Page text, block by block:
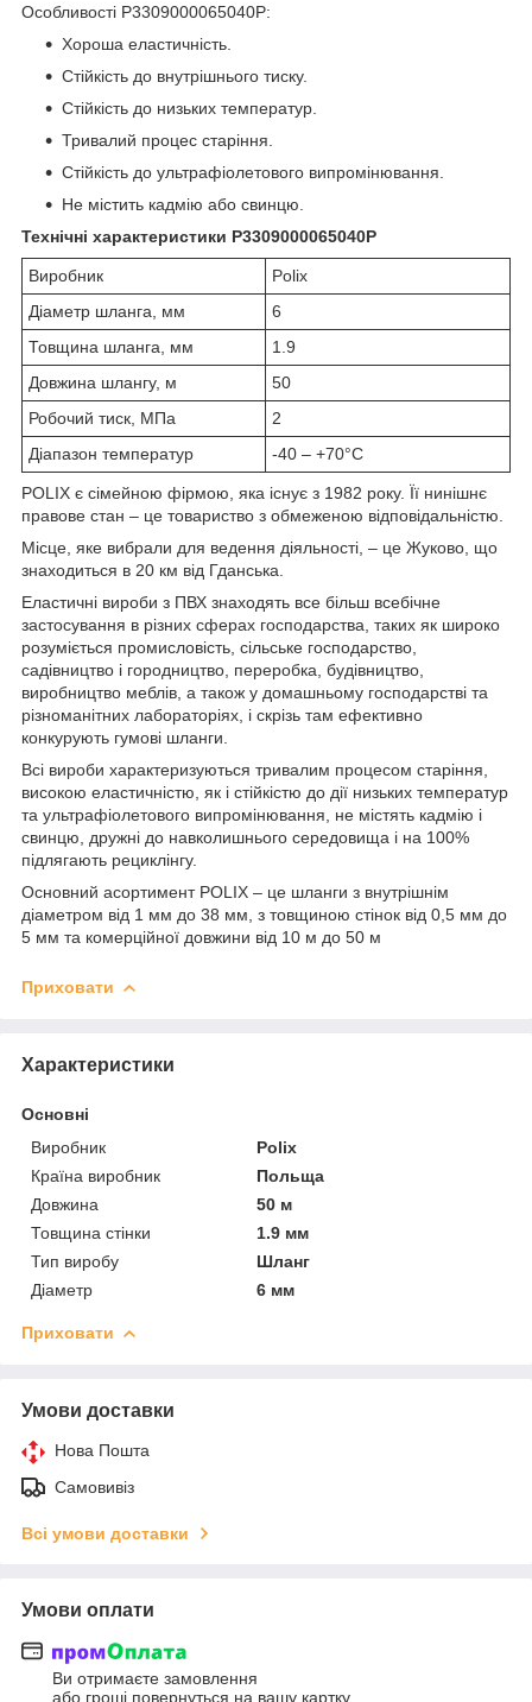
Особливості P3309000065040P:
Хороша еластичність.
Стійкість до внутрішнього тиску.
Стійкість до низьких температур.
Тривалий процес старіння.
Стійкість до ультрафіолетового випромінювання.
Не містить кадмію або свинцю.
Технічні характеристики P3309000065040P
Виробник
Polix
Діаметр шланга, мм
6
Товщина шланга, мм
1.9
Довжина шлангу, м
50
Робочий тиск, МПа
2
Діапазон температур
-40 – +70°C
POLIX є сімейною фірмою, яка існує з 1982 року. Її нинішнє
правове стан – це товариство з обмеженою відповідальністю.
Місце, яке вибрали для ведення діяльності, – це Жуково, що
знаходиться в 20 км від Гданська.
Еластичні вироби з ПВХ знаходять все більш всебічне
застосування в різних сферах господарства, таких як широко
розуміється промисловість, сільське господарство,
садівництво і городництво, переробка, будівництво,
виробництво меблів, а також у домашньому господарстві та
різноманітних лабораторіях, і скрізь там ефективно
конкурують гумові шланги.
Всі вироби характеризуються тривалим процесом старіння,
високою еластичністю, як і стійкістю до дії низьких температур
та ультрафіолетового випромінювання, не містять кадмію і
свинцю, дружні до навколишнього середовища і на 100%
підлягають рециклінгу.
Основний асортимент POLIX – це шланги з внутрішнім
діаметром від 1 мм до 38 мм, з товщиною стінок від 0,5 мм до
5 мм та комерційної довжини від 10 м до 50 м
Приховати
Характеристики
Основні
Виробник
Polix
Країна виробник
Польща
Довжина
50 м
Товщина стінки
1.9 мм
Тип виробу
Шланг
Діаметр
6 мм
Приховати
Умови доставки
Нова Пошта
Самовивіз
Всі умови доставки
Умови оплати
Ви отримаєте замовлення
або гроші повернуться на вашу картку